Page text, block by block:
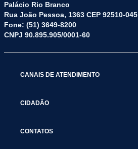
Palácio Rio Branco
Rua João Pessoa, 1363 CEP 92510-045
Fone: (51) 3649-8200
CNPJ 90.895.905/0001-60
CANAIS DE ATENDIMENTO
CIDADÃO
CONTATOS